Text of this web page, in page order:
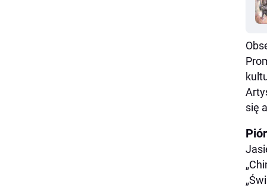
się